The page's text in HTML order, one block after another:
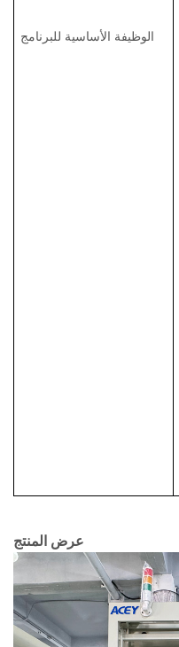
الوظيفة الأساسية للبرنامج
عرض المنتج